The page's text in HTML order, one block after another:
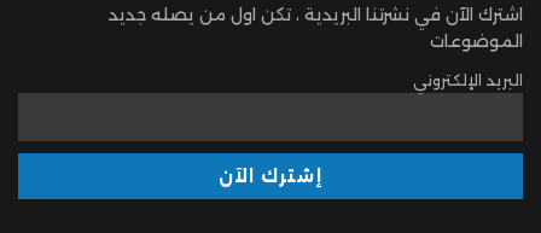
اشترك الآن في نشرتنا البريدية ، تكن اول من يصله جديد
الموضوعات
البريد الإلكتروني